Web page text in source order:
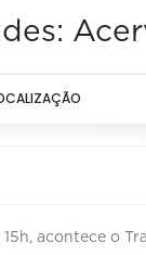
acontece o